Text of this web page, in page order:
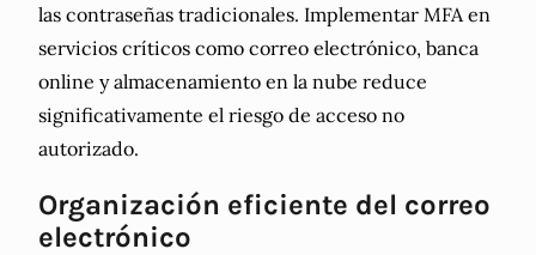
las contraseñas tradicionales. Implementar MFA en
servicios críticos como correo electrónico, banca
online y almacenamiento en la nube reduce
significativamente el riesgo de acceso no
autorizado.
Organización eficiente del correo
electrónico